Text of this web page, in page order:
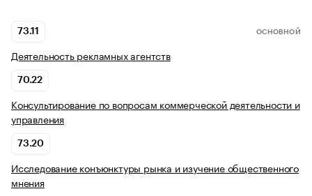
73.11 ОСНОВНОЙ
Деятельность рекламных агентств
70.22
Консультирование по вопросам коммерческой деятельности и
управления
73.20
Исследование конъюнктуры рынка и изучение общественного
мнения